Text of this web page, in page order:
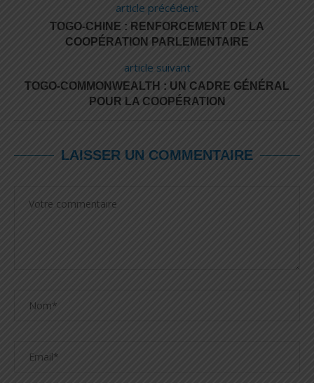
article précédent
TOGO-CHINE : RENFORCEMENT DE LA
COOPÉRATION PARLEMENTAIRE
article suivant
TOGO-COMMONWEALTH : UN CADRE GÉNÉRAL
POUR LA COOPÉRATION
LAISSER UN COMMENTAIRE